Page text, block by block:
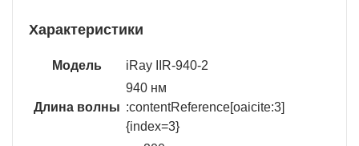
Характеристики
Модель iRay IIR-940-2
Длина волны
940 нм
:contentReference[oaicite:3]
{index=3}